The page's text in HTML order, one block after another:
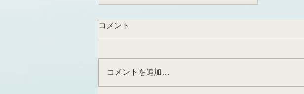
受賞講演
コメント
コメントを追加…